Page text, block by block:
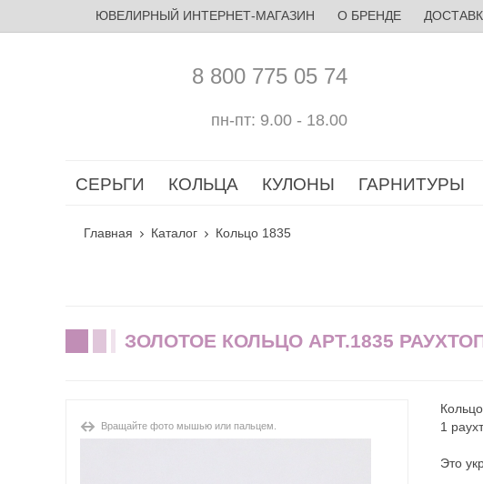
ЮВЕЛИРНЫЙ ИНТЕРНЕТ-МАГАЗИН О БРЕНДЕ
8 800 775 05 74
пн-пт: 9.00 - 18.00
СЕРЬГИ КОЛЬЦА КУЛОНЫ ГАРНИТУРЫ
Главная Каталог Кольцо 1835
ЗОЛОТОЕ КОЛЬЦО АРТ.1835
Вращайте фото мышью или пальцем.
1
Это